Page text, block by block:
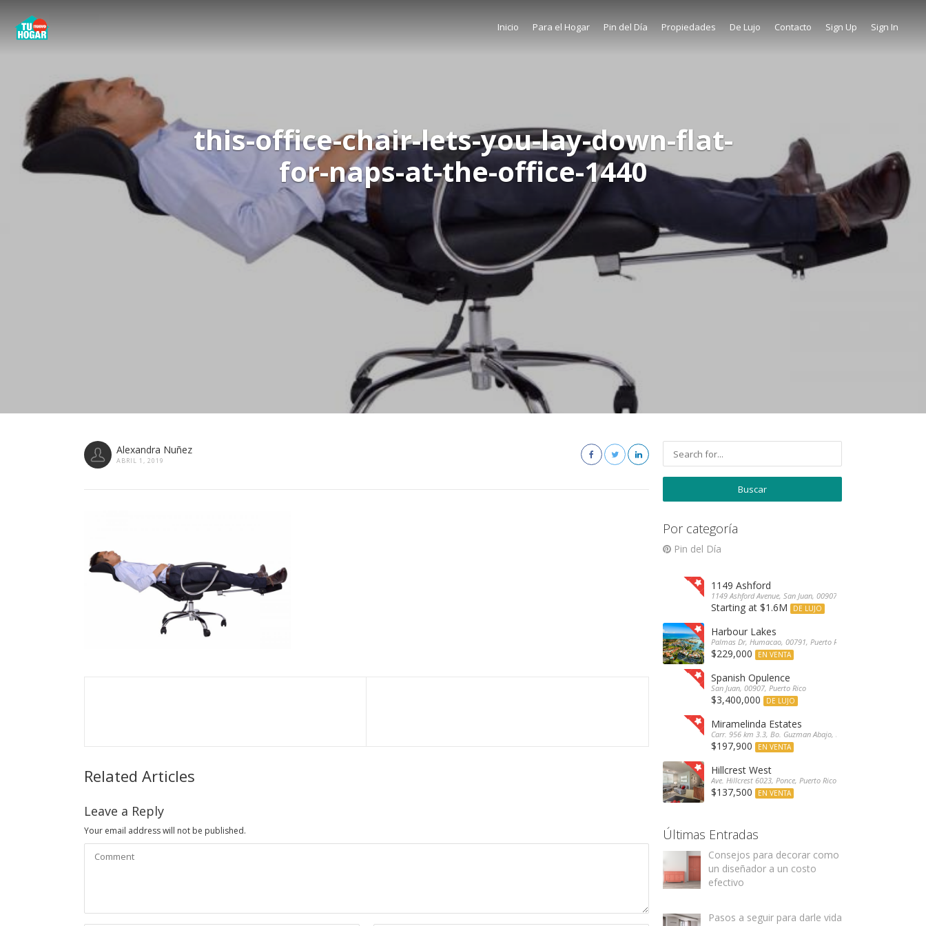
this-office-chair-lets-you-lay-down-flat-
for-naps-at-the-office-1440
Sign Up Sign In
Inicio Para el Hogar Pin del Día Propiedades De Lujo Contacto
Alexandra Nuñez
ABRIL 1, 2019
Related Articles
Leave a Reply
Your email address will not be published.
Por categoría
Pin del Día
1149 Ashford
1149 Ashford Avenue, San Juan, 00907, Puerto Rico
Starting at $1.6M DE LUJO
Harbour Lakes
Palmas Dr, Humacao, 00791, Puerto Rico
$229,000 EN VENTA
Spanish Opulence
San Juan, 00907, Puerto Rico
$3,400,000 DE LUJO
Miramelinda Estates
Carr. 956 km 3.3, Bo. Guzman Abajo, Río Grande, 00745, Puerto
$197,900 EN VENTA
Hillcrest West
Ave. Hillcrest 6023, Ponce, Puerto Rico
$137,500 EN VENTA
Últimas Entradas
Consejos para decorar como
un diseñador a un costo
efectivo
Pasos a seguir para darle vida